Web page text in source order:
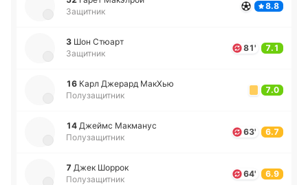
Защитник
8.8
3 Шон Стюарт
Защитник
81' 7.1
16 Карл Дже­рард МакХью
Полузащитник
7.0
14 Джеймс Ма­кма­нус
Полузащитник
63' 6.7
7 Джек Шоррок
Полузащитник
64' 6.9